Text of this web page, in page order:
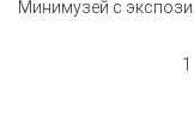
Минимузей с
1